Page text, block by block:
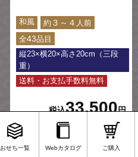
和風 約 ３～４ 人前
全43品目
縦23×横20×高さ20cm（三段
重）
送料・お支払手数料無料
税込33,500円
おせち一覧 Webカタログ ご購入